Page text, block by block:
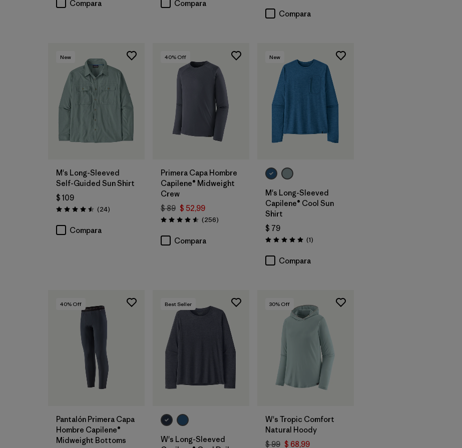
Compara Compara
Compara
New
M's Long-Sleeved
Self-Guided Sun Shirt
$ 109
Valoración: 4.5 / 5
(24Comentarios
)
Compara
40% Off
Primera Capa Hombre
Capilene® Midweight
Crew
$ 89 $ 52,99
Valoración: 4.6 / 5
(256Comentarios
)
Compara
New
M's Long-Sleeved
Capilene® Cool Sun
Shirt
$ 79
Valoración: 5.0 / 5
(1Comentarios
)
Compara
40% Off
Pantalón Primera Capa
Hombre Capilene®
Midweight Bottoms
Best Seller
W's Long-Sleeved
30% Off
W's Tropic Comfort
Natural Hoody
$ 99 $ 68,99